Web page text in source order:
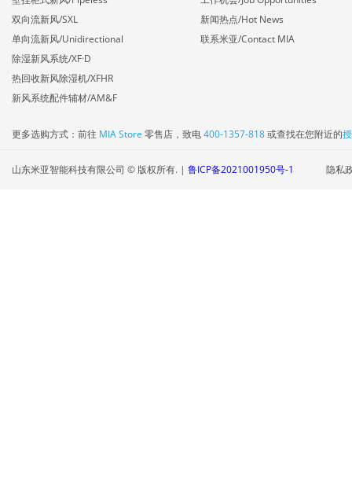
双向流新风/SXL
单向流新风/Unidirectional
除湿新风系统/XF·D
热回收新风除湿机/XFHR
新风系统配件辅材/AM&F
新闻热点/Hot News
联系米亚/Contact MIA
更多选购方式：前往 MIA Store 零售店，致电400-1357-818或查找在您附近的
山东米亚智能科技有限公司 © 版权所有. | 鲁ICP备2021001950号-1 隐私